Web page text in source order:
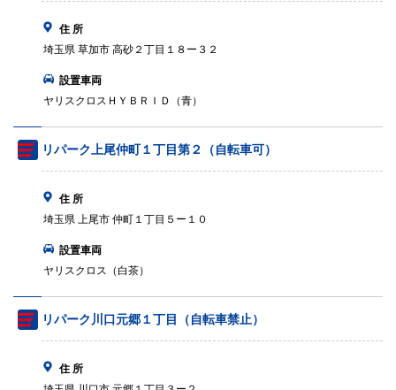
住 所
埼玉県 草加市 高砂２丁目１８ー３２
設置車両
ヤリスクロスＨＹＢＲＩＤ（青）
リパーク上尾仲町１丁目第２（自転車可）
住 所
埼玉県 上尾市 仲町１丁目５ー１０
設置車両
ヤリスクロス（白茶）
リパーク川口元郷１丁目（自転車禁止）
住 所